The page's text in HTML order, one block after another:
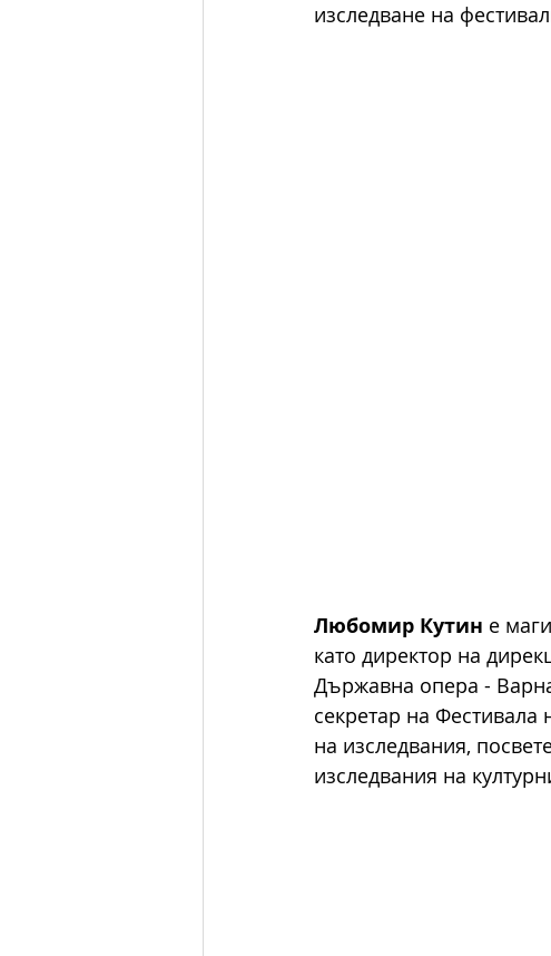
изследване на
Любомир Кутин е
като директор на
Държавна опера -
секретар на Фестивала
на изследвания,
изследвания на